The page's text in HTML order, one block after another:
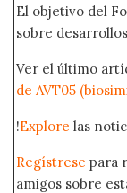
El objetivo del
sobre
Ver el último
de AVT05
!Explore las
Regístrese para
amigos sobre